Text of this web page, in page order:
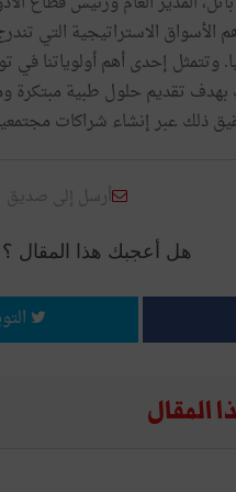
الأسواق الاستراتيجية التي
وتتمثل إحدى أهم أولوياتنا
بهدف تقديم حلول طبية مبتكرة
ذلك عبر إنشاء شراكات
أرسل إلى صديق
هل أعجبك هذا المقال
المقال